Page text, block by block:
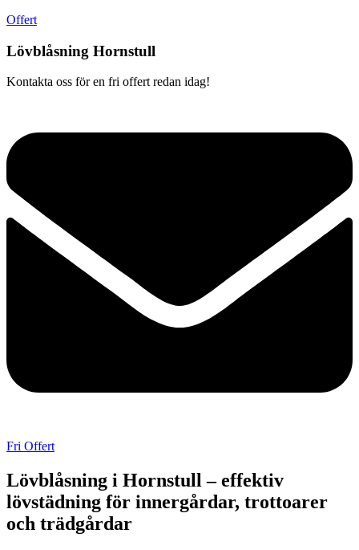
Offert
Lövblåsning Hornstull
Kontakta oss för en fri offert redan idag!
Fri Offert
Lövblåsning i Hornstull – effektiv
lövstädning för innergårdar, trottoarer
och trädgårdar